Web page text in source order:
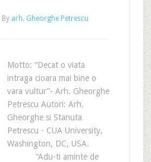
By arh. Gheorghe Petrescu
Motto: “Decat o viata
intraga cioara mai bine o
vara vultur”- Arh. Gheorghe
Petrescu Autori: Arh.
Gheorghe si Stanuta
Petrescu - CUA University,
Washington, DC, USA.
“Adu-ti aminte de